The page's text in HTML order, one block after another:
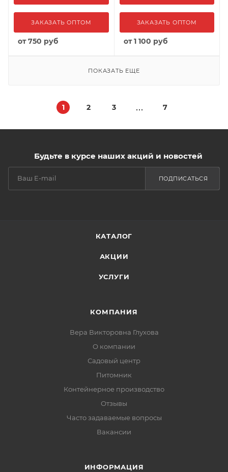
ЗАКАЗАТЬ ОПТОМ
от750 руб
ЗАКАЗАТЬ ОПТОМ
от1 100 руб
ПОКАЗАТЬ ЕЩЕ
1 2 3 7
Будьте в курсе наших акций и новостей
ПОДПИСАТЬСЯ
КАТАЛОГ
АКЦИИ
УСЛУГИ
КОМПАНИЯ
Вера Викторовна Глухова
О компании
Садовый центр
Питомник
Контейнерное производство
Отзывы
Часто задаваемые вопросы
Вакансии
ИНФОРМАЦИЯ